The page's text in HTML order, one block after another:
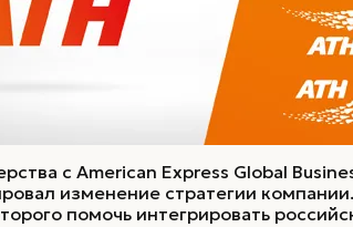
с American Express Global
изменение стратегии
помочь интегрировать